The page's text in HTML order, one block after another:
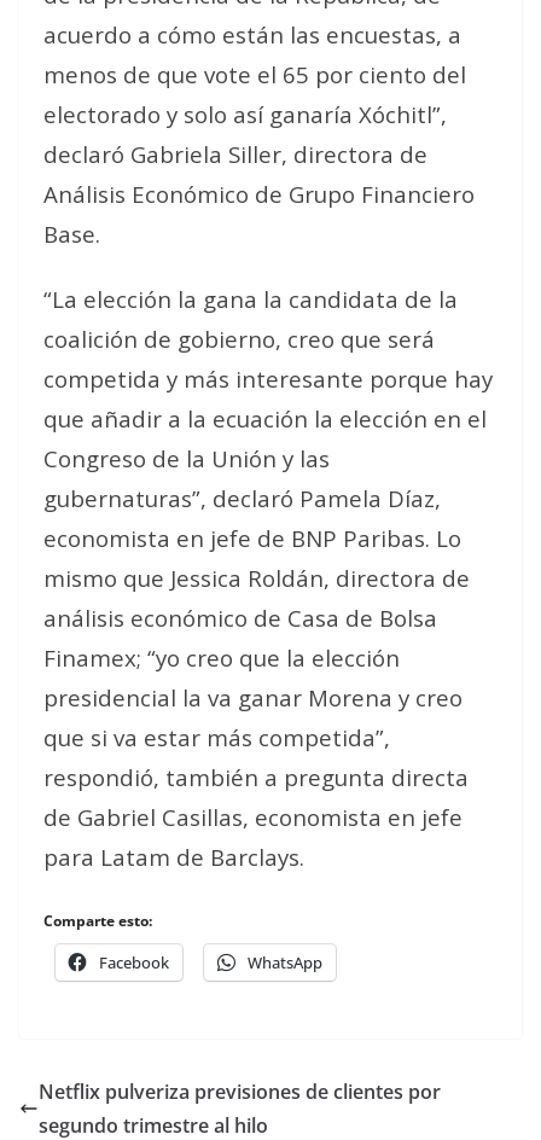
acuerdo a cómo están las encuestas, a
menos de que vote el 65 por ciento del
electorado y solo así ganaría Xóchitl”,
declaró Gabriela Siller, directora de
Análisis Económico de Grupo Financiero
Base.
“La elección la gana la candidata de la
coalición de gobierno, creo que será
competida y más interesante porque hay
que añadir a la ecuación la elección en el
Congreso de la Unión y las
gubernaturas”, declaró Pamela Díaz,
economista en jefe de BNP Paribas. Lo
mismo que Jessica Roldán, directora de
análisis económico de Casa de Bolsa
Finamex; “yo creo que la elección
presidencial la va ganar Morena y creo
que si va estar más competida”,
respondió, también a pregunta directa
de Gabriel Casillas, economista en jefe
para Latam de Barclays.
Comparte esto:
Facebook WhatsApp
Netflix pulveriza previsiones de clientes por
segundo trimestre al hilo